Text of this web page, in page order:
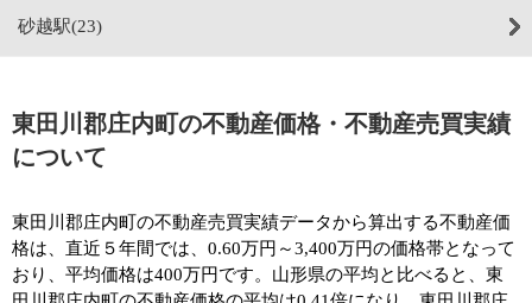
砂越駅(23)
東田川郡庄内町の不動産価格・不動産売買実績
について
東田川郡庄内町の不動産売買実績データから算出する不動産価
格は、直近５年間では、0.60万円～3,400万円の価格帯となって
おり、平均価格は400万円です。山形県の平均と比べると、東